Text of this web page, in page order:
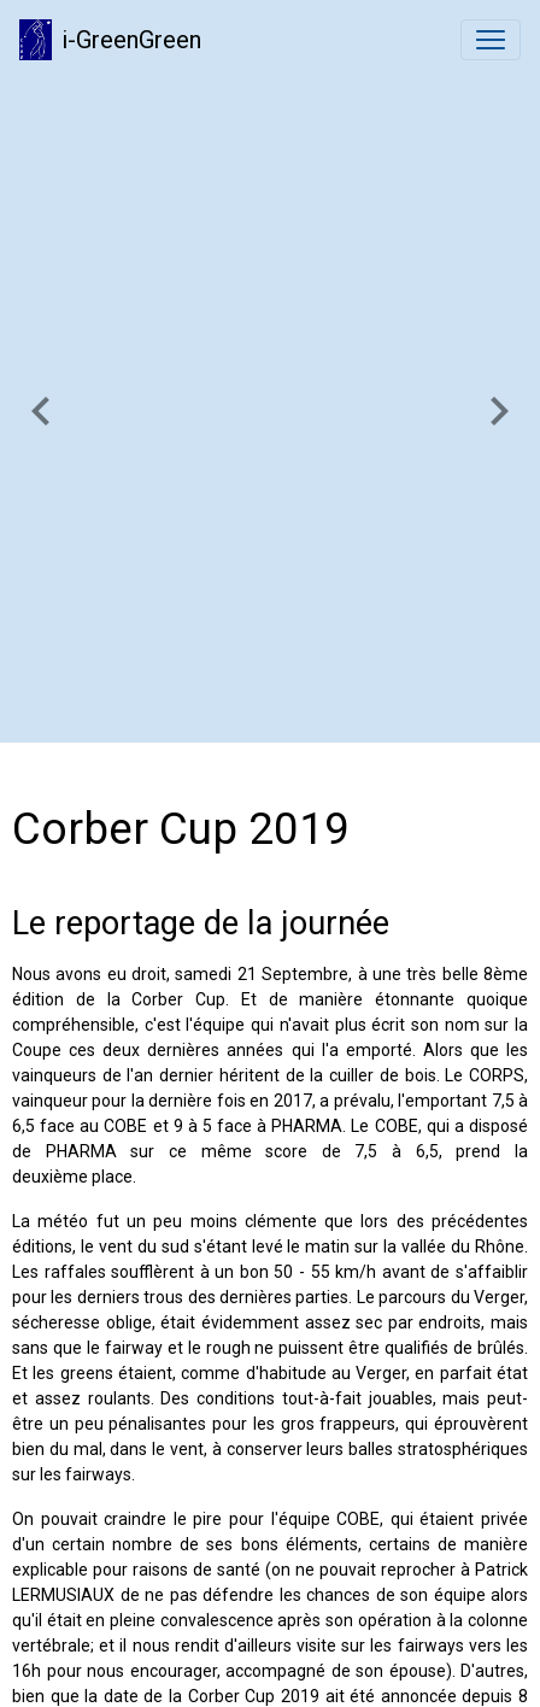
i-GreenGreen
Corber Cup 2019
Le reportage de la journée
Nous avons eu droit, samedi 21 Septembre, à une très belle 8ème
édition de la Corber Cup. Et de manière étonnante quoique
compréhensible, c'est l'équipe qui n'avait plus écrit son nom sur la
Coupe ces deux dernières années qui l'a emporté. Alors que les
vainqueurs de l'an dernier héritent de la cuiller de bois. Le CORPS,
vainqueur pour la dernière fois en 2017, a prévalu, l'emportant 7,5 à
6,5 face au COBE et 9 à 5 face à PHARMA. Le COBE, qui a disposé
de PHARMA sur ce même score de 7,5 à 6,5, prend la
deuxième place.
La météo fut un peu moins clémente que lors des précédentes
éditions, le vent du sud s'étant levé le matin sur la vallée du Rhône.
Les raffales soufflèrent à un bon 50 - 55 km/h avant de s'affaiblir
pour les derniers trous des dernières parties. Le parcours du Verger,
sécheresse oblige, était évidemment assez sec par endroits, mais
sans que le fairway et le rough ne puissent être qualifiés de brûlés.
Et les greens étaient, comme d'habitude au Verger, en parfait état
et assez roulants. Des conditions tout-à-fait jouables, mais peut-
être un peu pénalisantes pour les gros frappeurs, qui éprouvèrent
bien du mal, dans le vent, à conserver leurs balles stratosphériques
sur les fairways.
On pouvait craindre le pire pour l'équipe COBE, qui étaient privée
d'un certain nombre de ses bons éléments, certains de manière
explicable pour raisons de santé (on ne pouvait reprocher à Patrick
LERMUSIAUX de ne pas défendre les chances de son équipe alors
qu'il était en pleine convalescence après son opération à la colonne
vertébrale; et il nous rendit d'ailleurs visite sur les fairways vers les
16h pour nous encourager, accompagné de son épouse). D'autres,
bien que la date de la Corber Cup 2019 ait été annoncée depuis 8